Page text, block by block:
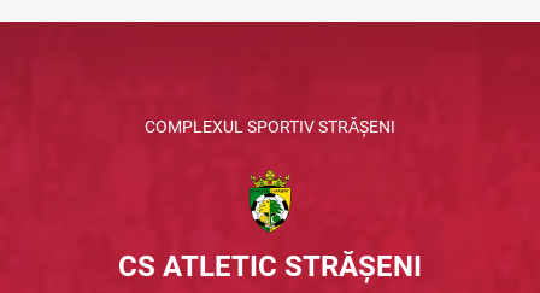
COMPLEXUL SPORTIV STRĂȘENI
CS ATLETIC STRĂȘENI